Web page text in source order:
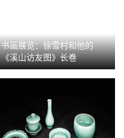
书画展览：徐雪村和他的
《溪山访友图》长卷